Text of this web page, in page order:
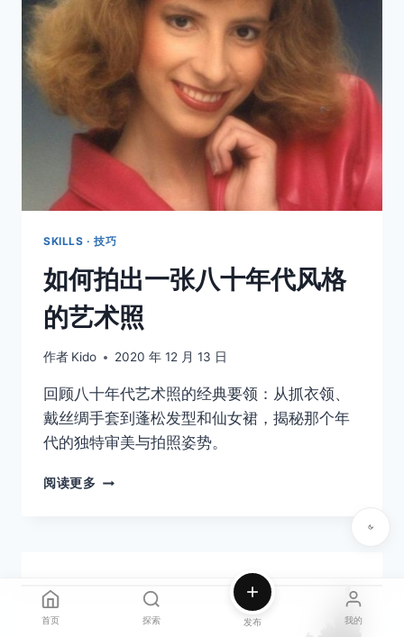
头，
么
样
拍
出
化
的
SKILLS · 技巧
如何拍出一张八十年代风格
的艺术照
作者 Kido 2020 年 12 月 13 日
回顾八十年代艺术照的经典要领：从抓衣领、
戴丝绸手套到蓬松发型和仙女裙，揭秘那个年
代的独特审美与拍照姿势。
阅读更多 如
首页 探索 发布 我的